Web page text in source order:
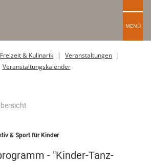
MENÜ
Freizeit & Kulinarik
Veranstaltungen
Veranstaltungskalender
& Sport für Kinder
- "Kinder-Tanz-